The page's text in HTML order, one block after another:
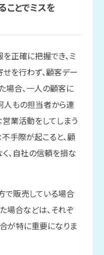
ことでミスを
正確に把握でき、ミ
を行わず、顧客デー
場合、一人の顧客に
人もの担当者から連
業活動をしてしまう
手際が起こると、顧
、自社の信頼を損な
で販売している場合
場合などは、それぞ
が特に重要になりま